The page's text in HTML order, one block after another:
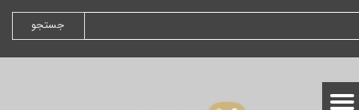
جستجو